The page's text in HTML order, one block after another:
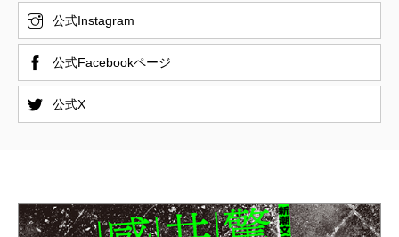
公式Instagram
公式Facebookページ
公式X